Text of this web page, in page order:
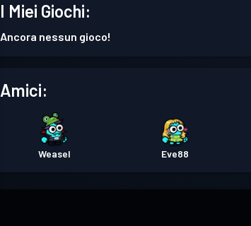
I Miei Giochi:
Ancora nessun gioco!
Amici:
Weasel Eve88